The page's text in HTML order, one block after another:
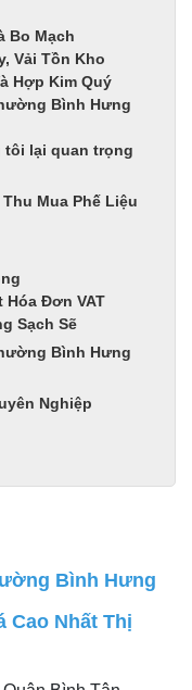
Bo Mạch
Vải Tồn Kho
Hợp Kim Quý
Bình Hưng
tôi lại quan trọng
Mua Phế Liệu
Hóa Đơn VAT
Sạch Sẽ
Bình Hưng
Nghiệp
Bình Hưng
Cao Nhất Thị